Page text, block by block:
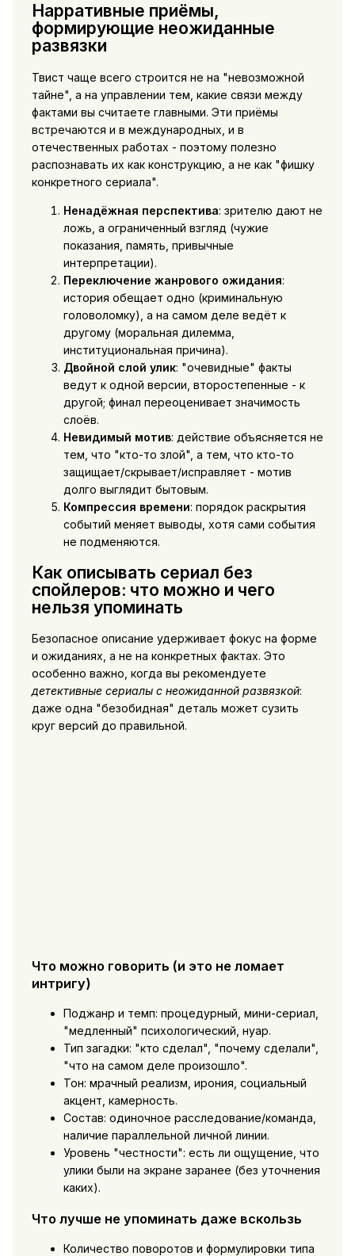
Нарративные приёмы,
формирующие неожиданные
развязки
Твист чаще всего строится не на "невозможной
тайне", а на управлении тем, какие связи между
фактами вы считаете главными. Эти приёмы
встречаются и в международных, и в
отечественных работах - поэтому полезно
распознавать их как конструкцию, а не как "фишку
конкретного сериала".
Ненадёжная перспектива: зрителю дают не
ложь, а ограниченный взгляд (чужие
показания, память, привычные
интерпретации).
Переключение жанрового ожидания:
история обещает одно (криминальную
головоломку), а на самом деле ведёт к
другому (моральная дилемма,
институциональная причина).
Двойной слой улик: "очевидные" факты
ведут к одной версии, второстепенные - к
другой; финал переоценивает значимость
слоёв.
Невидимый мотив: действие объясняется не
тем, что "кто-то злой", а тем, что кто-то
защищает/скрывает/исправляет - мотив
долго выглядит бытовым.
Компрессия времени: порядок раскрытия
событий меняет выводы, хотя сами события
не подменяются.
Как описывать сериал без
спойлеров: что можно и чего
нельзя упоминать
Безопасное описание удерживает фокус на форме
и ожиданиях, а не на конкретных фактах. Это
особенно важно, когда вы рекомендуете
детективные сериалы с неожиданной развязкой:
даже одна "безобидная" деталь может сузить
круг версий до правильной.
Что можно говорить (и это не ломает
интригу)
Поджанр и темп: процедурный, мини-сериал,
"медленный" психологический, нуар.
Тип загадки: "кто сделал", "почему сделали",
"что на самом деле произошло".
Тон: мрачный реализм, ирония, социальный
акцент, камерность.
Состав: одиночное расследование/команда,
наличие параллельной личной линии.
Уровень "честности": есть ли ощущение, что
улики были на экране заранее (без уточнения
каких).
Что лучше не упоминать даже вскользь
Количество поворотов и формулировки типа